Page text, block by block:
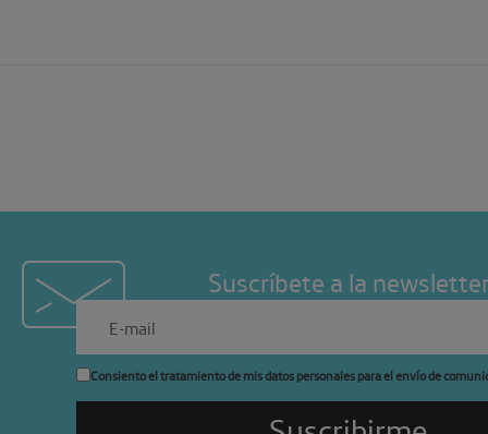
Suscríbete a la
Consiento el tratamiento de mis datos personales para el envío de